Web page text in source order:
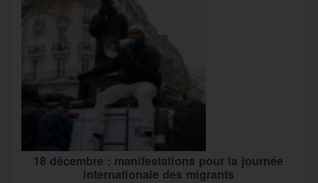
18 décembre : manifestations pour la journée
internationale des migrants